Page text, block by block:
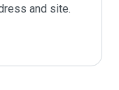
and site.